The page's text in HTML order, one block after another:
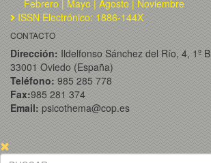
Febrero | Mayo | Agosto | Noviembre
ISSN Electrónico: 1886-144X
CONTACTO
Dirección: Ildelfonso Sánchez del Río, 4, 1º B
33001 Oviedo (España)
Teléfono: 985 285 778
Fax:985 281 374
Email: psicothema@cop.es